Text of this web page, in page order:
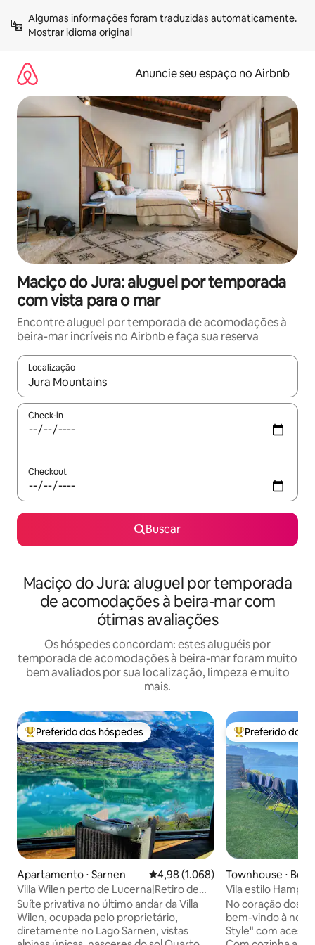
para
Mostrar idioma original
Anuncie seu espaço no Airbnb
Maciço do Jura: aluguel por temporada
com vista para o mar
Encontre aluguel por temporada de acomodações à
beira-mar incríveis no Airbnb e faça sua reserva
Localização
Quando os resultados estiverem disponíveis, explore-os
Check-in
Checkout
Buscar
Maciço do Jura: aluguel por temporada
de acomodações à beira-mar com
ótimas avaliações
Os hóspedes concordam: estes aluguéis por
temporada de acomodações à beira-mar foram muito
bem avaliados por sua localização, limpeza e muito
mais.
Entre os melhores preferidos dos hóspedes
Preferido dos hóspedes
Apartamento ⋅ Sarnen 4,98 de uma avaliação média de
4,98 (1.068)
Villa Wilen perto de Lucerna|Retiro de
luxo à beira do lago
Suíte privativa no último andar da Villa
Wilen, ocupada pelo proprietário,
diretamente no Lago Sarnen, vistas
Entre os
Preferido dos
Townhouse ⋅
aux
Vila estilo
sauna e banheira
No coração dos
bem-vindo à
Style" com